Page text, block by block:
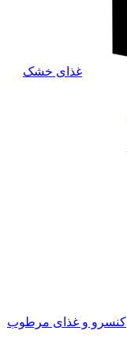
غذای خشک
کنسرو و غذای مرطوب